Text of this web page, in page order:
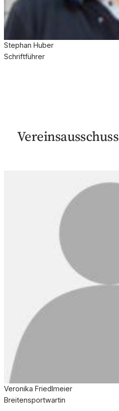
Stephan Huber
Schriftführer
Vereinsausschuss
Veronika Friedlmeier
Breitensportwartin